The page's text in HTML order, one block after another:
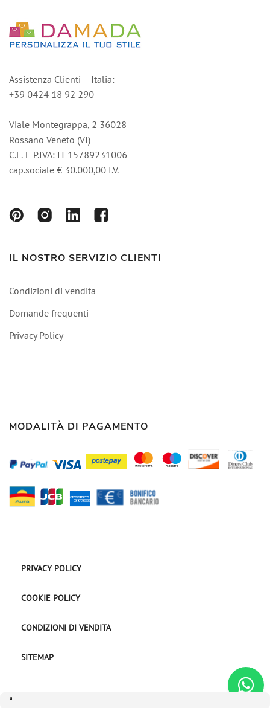
Assistenza Clienti – Italia:
+39 0424 18 92 290
Viale Montegrappa, 2 36028
Rossano Veneto (VI)
C.F. E P.IVA: IT 15789231006
cap.sociale € 30.000,00 I.V.
IL NOSTRO SERVIZIO CLIENTI
Condizioni di vendita
Domande frequenti
Privacy Policy
MODALITÀ DI PAGAMENTO
PRIVACY POLICY
COOKIE POLICY
CONDIZIONI DI VENDITA
SITEMAP